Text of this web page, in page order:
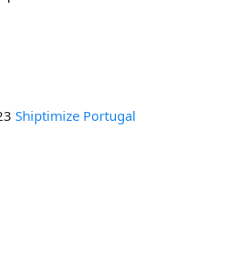
Shiptimize Portugal